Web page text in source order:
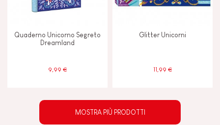
Quaderno Unicorno Segreto
Dreamland
9,99 €
Glitter Unicorni
11,99 €
MOSTRA PIÙ PRODOTTI